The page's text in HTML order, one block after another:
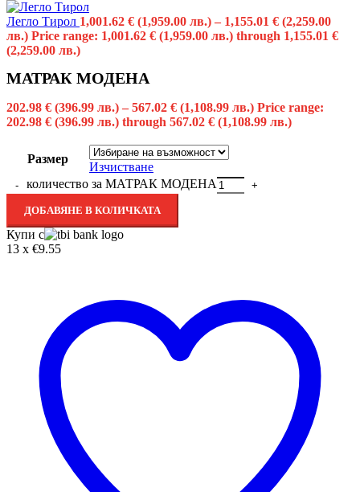
Легло Тирол 1,001.62 € (1,959.00 лв.) – 1,155.01 € (2,259.00
лв.) Price range: 1,001.62 € (1,959.00 лв.) through 1,155.01 €
(2,259.00 лв.)
МАТРАК МОДЕНА
202.98 € (396.99 лв.) – 567.02 € (1,108.99 лв.) Price range:
202.98 € (396.99 лв.) through 567.02 € (1,108.99 лв.)
Размер
Изчистване
количество за МАТРАК МОДЕНА
ДОБАВЯНЕ В КОЛИЧКАТА
Купи с
13 x €9.55